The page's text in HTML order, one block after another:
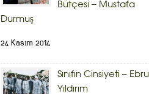
Bütçesi – Mustafa
Durmuş
24 Kasım 2014
Sınıfın Cinsiyeti – Ebru
Yıldırım